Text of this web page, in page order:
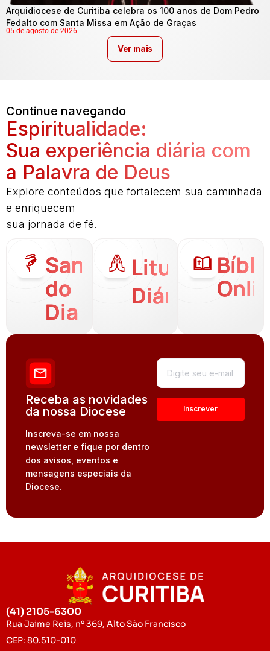
Arquidiocese de Curitiba celebra os 100 anos de Dom Pedro
Fedalto com Santa Missa em Ação de Graças
05 de agosto de 2026
Ver mais
Continue navegando
Espiritualidade:
Sua experiência diária com
a Palavra de Deus
Explore conteúdos que fortalecem sua caminhada
e enriquecem
sua jornada de fé.
Santo
do
Dia
Liturgia
Diária
Receba as novidades
da nossa Diocese
Inscreva-se em nossa
newsletter e fique por dentro
dos avisos, eventos e
mensagens especiais da
Diocese.
(41) 2105-6300
Rua Jaime Reis, nº 369, Alto São Francisco
CEP: 80.510-010